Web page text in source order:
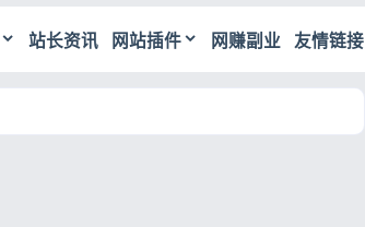
站长资讯 网站插件 网赚副业 友情链接